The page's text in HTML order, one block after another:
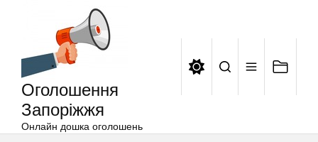
Оголошення
Запоріжжя
Онлайн дошка оголошень